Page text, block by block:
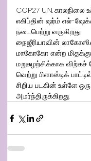
COP27 U.N. காலநிலை
எகிப்தின் ஷர்ம் எல்-
நடைபெற்று வருகிறது.
நைஜீரியாவின்
மாகோகோ என்ற
மறுசுழற்சிக்காக விற்கச்
வெற்று பிளாஸ்டிக்
சிறிய படகின் உள்ளே
அமர்ந்திருக்கிறது.